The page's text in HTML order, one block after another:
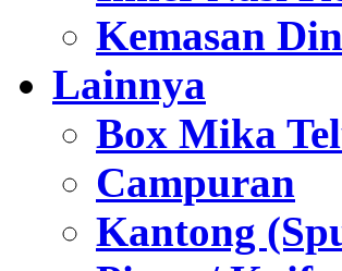
Kemasan
Lainnya
Box Mika
Campuran
Kantong